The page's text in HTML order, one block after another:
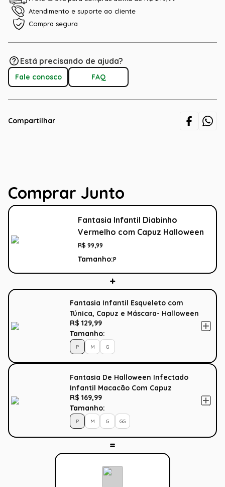
Atendimento e suporte ao cliente
Compra segura
Está precisando de ajuda?
Fale conosco FAQ
Compartilhar
Comprar Junto
Fantasia Infantil Diabinho
Vermelho com Capuz Halloween
R$ 99,99
Tamanho:P
Fantasia Infantil Esqueleto com
Túnica, Capuz e Máscara- Halloween
R$ 129,99
Tamanho:
P M G
Fantasia De Halloween Infectado
Infantil Macacão Com Capuz
R$ 169,99
Tamanho:
P M G GG